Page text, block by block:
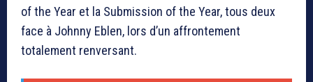
of the Year et la Submission of the Year, tous deux
face à Johnny Eblen, lors d’un affrontement
totalement renversant.